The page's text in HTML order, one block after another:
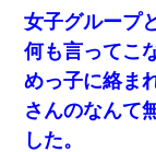
｢昨日はお兄ちゃ
の話をしていたA
驚愕…
【報告者がキチ】
おう』友人達を家
てもらえて良かっ
女子グループ
何も言ってこ
めっ子に絡ま
さんのなんて
した。